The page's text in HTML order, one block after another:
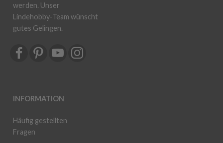
werden. Unser
Lindehobby-Team wünscht
gutes Gelingen.
INFORMATION
Häufig gestellten
Fragen